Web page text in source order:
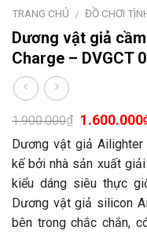
TRANG CHỦ / ĐỒ CHƠI
Dương vật giả
Charge – DVGCT
1.900.000₫ 1.600.000
Dương vật giả
kế bởi nhà sản xuất
kiểu dáng siêu thực
Dương vật giả silicon
bên trong chắc chắn,